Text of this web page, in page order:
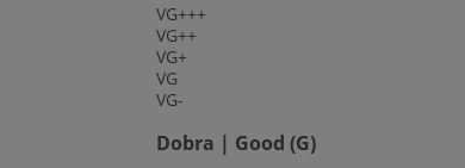
VG+++
VG++
VG+
VG
VG-
Dobra | Good (G)